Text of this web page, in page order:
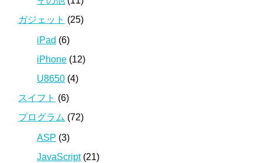
ガジェット (25)
iPad (6)
iPhone (12)
U8650 (4)
スイフト (6)
プログラム (72)
ASP (3)
JavaScript(21)